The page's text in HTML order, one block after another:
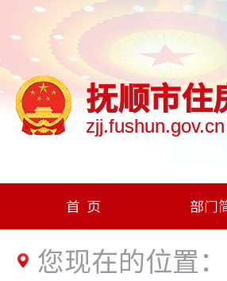
抚顺市住
zjj.fushun.gov.cn
首页 部门
您现在的位置：